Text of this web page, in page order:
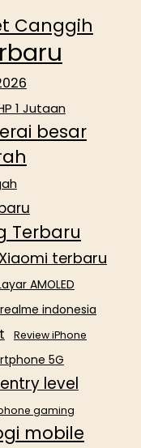
Canggih
1 Jutaan
besar
Terbaru
terbaru
AMOLED
realme indonesia
Review iPhone
5G
level
gaming
mobile